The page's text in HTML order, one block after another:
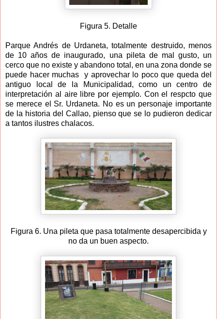
Figura 5. Detalle
Parque Andrés de Urdaneta, totalmente destruido, menos
de 10 años de inaugurado, una pileta de mal gusto, un
cerco que no existe y abandono total, en una zona donde se
puede hacer muchas y aprovechar lo poco que queda del
antiguo local de la Municipalidad, como un centro de
interpretación al aire libre por ejemplo. Con el respcto que
se merece el Sr. Urdaneta. No es un personaje importante
de la historia del Callao, pienso que se lo pudieron dedicar
a tantos ilustres chalacos.
Figura 6. Una pileta que pasa totalmente desapercibida y
no da un buen aspecto.